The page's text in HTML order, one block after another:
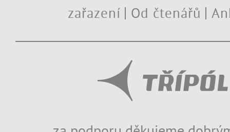
zařazení
Od čtenářů